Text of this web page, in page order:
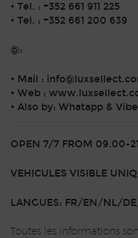
• Tel. : +352 661 911 225
• Tel. : +352 661 200 639
@:
• Mail :
• Web :
• Also by: Whatapp &
OPEN 7/7 FROM 09.00-
VEHICULES VISIBLE
LANGUES: FR/EN/NL/
Toutes les informations